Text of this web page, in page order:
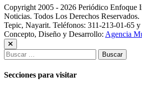
Copyright 2005 - 2026 Periódico Enfoque
Noticias. Todos Los Derechos Reservados.
Tepic, Nayarit. Teléfonos: 311-213-01-65
Concepto, Diseño y Desarrollo: Agencia
Buscar:
Secciones para visitar